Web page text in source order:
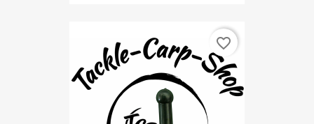
favorite_border